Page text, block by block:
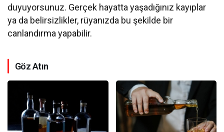
duyuyorsunuz. Gerçek hayatta yaşadığınız kayıplar
ya da belirsizlikler, rüyanızda bu şekilde bir
canlandırma yapabilir.
Göz Atın